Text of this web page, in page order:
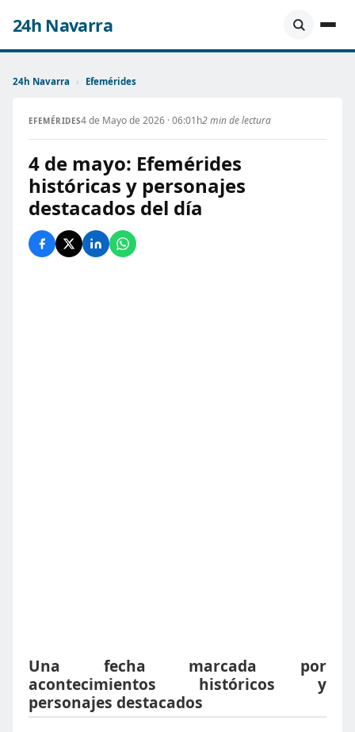
24h Navarra
24h Navarra › Efemérides
EFEMÉRIDES4 de Mayo de 2026 · 06:01h2 min de lectura
4 de mayo: Efemérides
históricas y personajes
destacados del día
Una fecha marcada por
acontecimientos históricos y
personajes destacados